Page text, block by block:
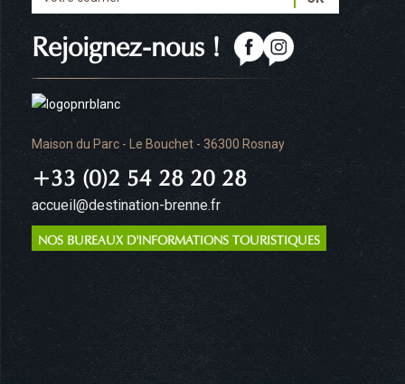
Maison du Parc - Le Bouchet - 36300 Rosnay
+33 (0)2 54 28 20 28
accueil@destination-brenne.fr
NOS BUREAUX D'INFORMATIONS TOURISTIQUES
Rejoignez-nous !